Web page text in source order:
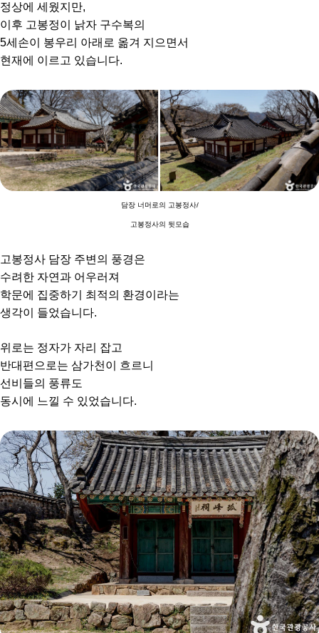
정상에 세웠지만,
이후 고봉정이 낡자 구수복의
5세손이 봉우리 아래로 옮겨 지으면서
현재에 이르고 있습니다.
담장 너머로의 고봉정사/
고봉정사의 뒷모습
고봉정사 담장 주변의 풍경은
수려한 자연과 어우러져
학문에 집중하기 최적의 환경이라는
생각이 들었습니다.
위로는 정자가 자리 잡고
반대편으로는 삼가천이 흐르니
선비들의 풍류도
동시에 느낄 수 있었습니다.